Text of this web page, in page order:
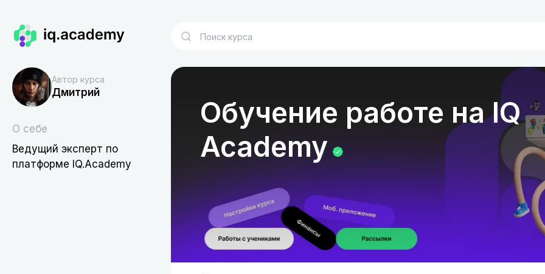
Автор курса
Дмитрий
О себе
Ведущий эксперт по
платформе IQ.Academy
Обучение работе на IQ
Academy